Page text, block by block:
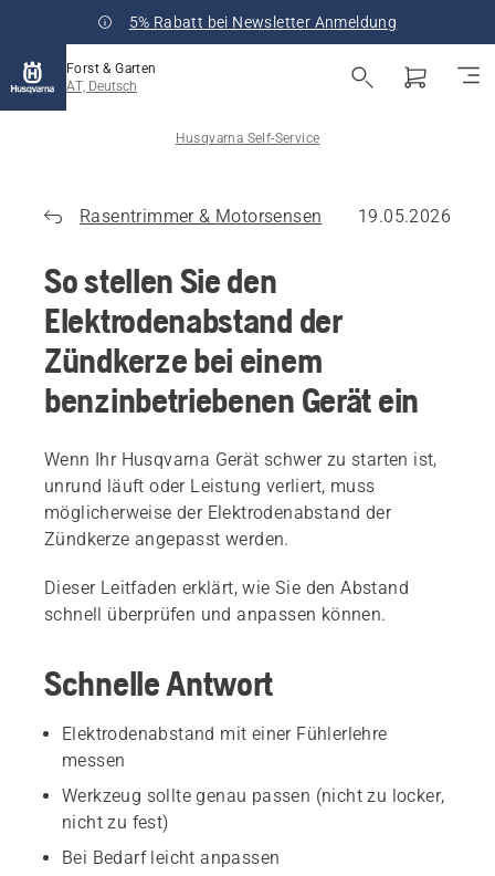
5% Rabatt bei Newsletter Anmeldung
Forst & Garten
AT, Deutsch
Husqvarna Self-Service
Rasentrimmer & Motorsensen 19.05.2026
So stellen Sie den
Elektrodenabstand der
Zündkerze bei einem
benzinbetriebenen Gerät ein
Wenn Ihr Husqvarna Gerät schwer zu starten ist,
unrund läuft oder Leistung verliert, muss
möglicherweise der Elektrodenabstand der
Zündkerze angepasst werden.
Dieser Leitfaden erklärt, wie Sie den Abstand
schnell überprüfen und anpassen können.
Schnelle Antwort
Elektrodenabstand mit einer Fühlerlehre
messen
Werkzeug sollte genau passen (nicht zu locker,
nicht zu fest)
Bei Bedarf leicht anpassen